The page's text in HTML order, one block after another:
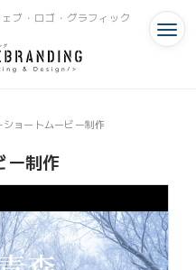
ブ・ロゴ・グラフィック
ショートムービー制作
ー制作